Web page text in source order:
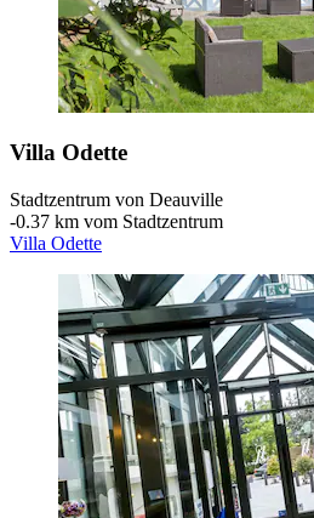
Villa Odette
Stadtzentrum von Deauville
‐0.37 km vom Stadtzentrum
Villa Odette